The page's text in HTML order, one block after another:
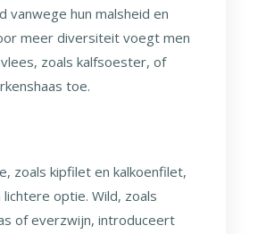
vanwege hun malsheid en
meer diversiteit voegt men
zoals kalfsoester, of
toe.
zoals kipfilet en kalkoenfilet,
optie. Wild, zoals
of everzwijn, introduceert